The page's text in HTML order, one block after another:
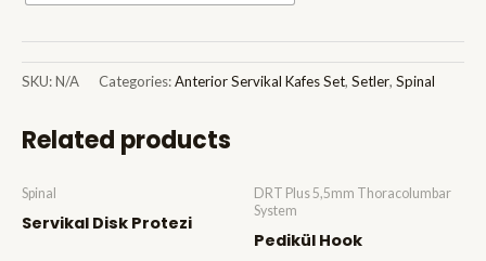
SKU:N/A Categories:Anterior Servikal Kafes Set, Setler, Spinal
Related products
Spinal
Servikal Disk Protezi
DRT Plus 5,5mm Thoracolumbar
System
Pedikül Hook